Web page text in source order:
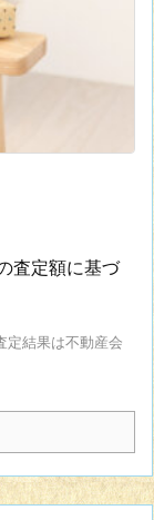
査定額に基づ
定結果は不動産会